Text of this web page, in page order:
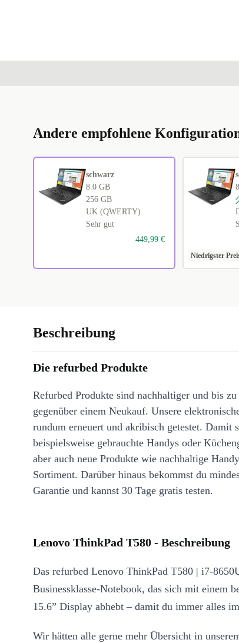
Andere empfohlene
schwarz
8.0 GB
256 GB
UK (QWERTY)
Sehr gut
449,99 €
Niedrigster
Beschreibung
Die refurbed Produkte
Refurbed Produkte sind nachhaltiger und bis
gegenüber einem Neukauf. Unsere
rundum erneuert und akribisch getestet. Damit
beispielsweise gebrauchte Handys oder
aber auch neue Produkte wie nachhaltige
Sortiment. Darüber hinaus bekommst du
Garantie und kannst 30 Tage gratis testen.
Lenovo ThinkPad T580 - Beschreibung
Das refurbed Lenovo ThinkPad T580 | i7-
Businessklasse-Notebook, das sich mit einem
15.6” Display abhebt – damit du immer alles
Wir hätten alle gerne mehr Übersicht in